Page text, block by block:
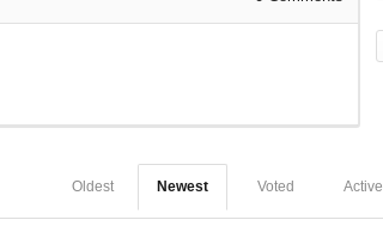
Active
Voted
Newest
Oldest